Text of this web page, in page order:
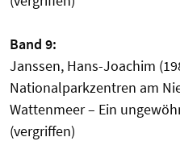
Band 9:
Janssen, Hans-Joachim
Nationalparkzentren am
Wattenmeer – Ein
(vergriffen)